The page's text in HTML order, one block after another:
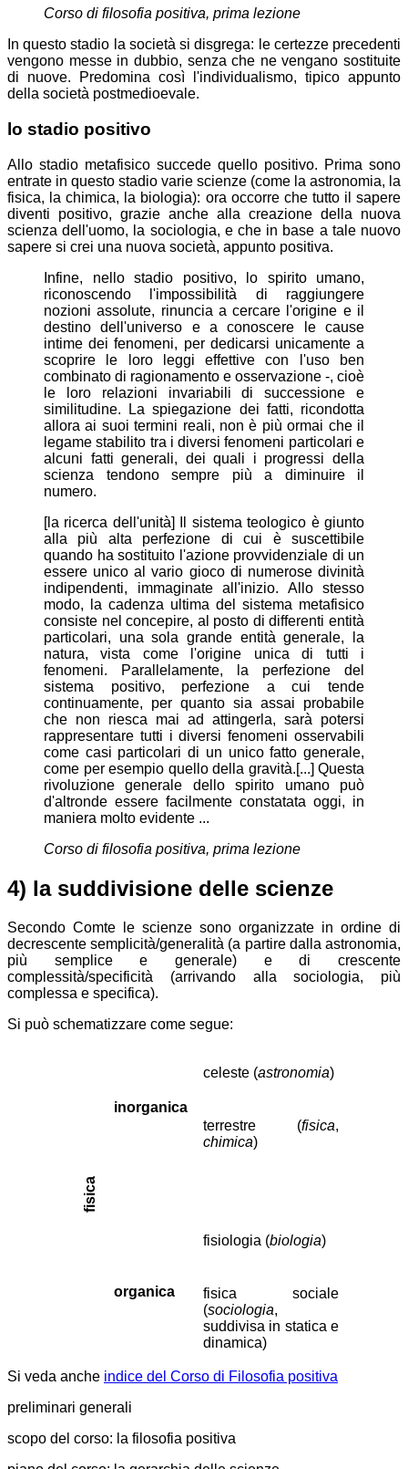
Corso di filosofia positiva, prima lezione
In questo stadio la società si disgrega: le certezze precedenti
vengono messe in dubbio, senza che ne vengano sostituite
di nuove. Predomina così l'individualismo, tipico appunto
della società postmedioevale.
lo stadio positivo
Allo stadio metafisico succede quello positivo. Prima sono
entrate in questo stadio varie scienze (come la astronomia, la
fisica, la chimica, la biologia): ora occorre che tutto il sapere
diventi positivo, grazie anche alla creazione della nuova
scienza dell'uomo, la sociologia, e che in base a tale nuovo
sapere si crei una nuova società, appunto positiva.
Infine, nello stadio positivo, lo spirito umano,
riconoscendo l'impossibilità di raggiungere
nozioni assolute, rinuncia a cercare l'origine e il
destino dell'universo e a conoscere le cause
intime dei fenomeni, per dedicarsi unicamente a
scoprire le loro leggi effettive con l'uso ben
combinato di ragionamento e osservazione -, cioè
le loro relazioni invariabili di successione e
similitudine. La spiegazione dei fatti, ricondotta
allora ai suoi termini reali, non è più ormai che il
legame stabilito tra i diversi fenomeni particolari e
alcuni fatti generali, dei quali i progressi della
scienza tendono sempre più a diminuire il
numero.
[la ricerca dell'unità] Il sistema teologico è giunto
alla più alta perfezione di cui è suscettibile
quando ha sostituito l'azione provvidenziale di un
essere unico al vario gioco di numerose divinità
indipendenti, immaginate all'inizio. Allo stesso
modo, la cadenza ultima del sistema metafisico
consiste nel concepire, al posto di differenti entità
particolari, una sola grande entità generale, la
natura, vista come l'origine unica di tutti i
fenomeni. Parallelamente, la perfezione del
sistema positivo, perfezione a cui tende
continuamente, per quanto sia assai probabile
che non riesca mai ad attingerla, sarà potersi
rappresentare tutti i diversi fenomeni osservabili
come casi particolari di un unico fatto generale,
come per esempio quello della gravità.[...] Questa
rivoluzione generale dello spirito umano può
d'altronde essere facilmente constatata oggi, in
maniera molto evidente ...
Corso di filosofia positiva, prima lezione
4) la suddivisione delle scienze
Secondo Comte le scienze sono organizzate in ordine di
decrescente semplicità/generalità (a partire dalla astronomia,
più semplice e generale) e di crescente
complessità/specificità (arrivando alla sociologia, più
complessa e specifica).
Si può schematizzare come segue:
inorganica
celeste (astronomia)
terrestre (fisica,
chimica)
fisica
organica
fisiologia (biologia)
fisica sociale
(sociologia,
suddivisa in statica e
dinamica)
Si veda anche indice del Corso di Filosofia positiva
preliminari generali
scopo del corso: la filosofia positiva